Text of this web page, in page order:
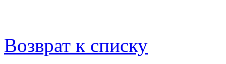
Возврат к списку